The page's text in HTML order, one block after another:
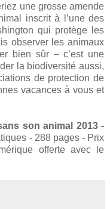
une grosse amende
inscrit à l’une des
qui protège les
observer les animaux
bien sûr – c’est une
la biodiversité aussi,
de protection de
vacances à vous et
son animal 2013 -
- 288 pages - Prix
offerte avec le